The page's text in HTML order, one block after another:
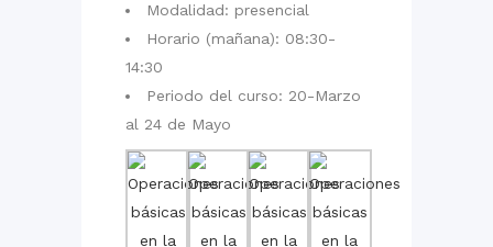
Modalidad: presencial
Horario (mañana): 08:30-
14:30
Periodo del curso: 20-Marzo
al 24 de Mayo